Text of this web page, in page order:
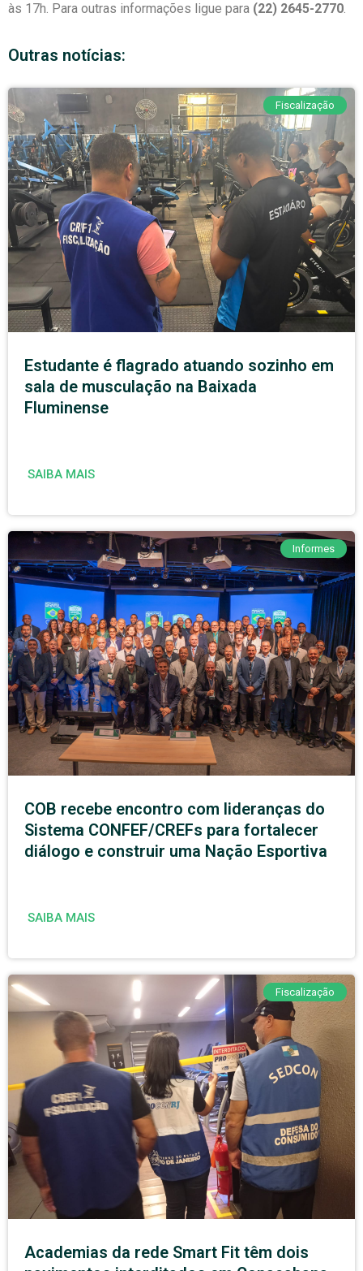
às 17h. Para outras informações ligue para (22) 2645-2770.
Outras notícias:
Fiscalização
Estudante é flagrado atuando sozinho em
sala de musculação na Baixada
Fluminense
SAIBA MAIS
Informes
COB recebe encontro com lideranças do
Sistema CONFEF/CREFs para fortalecer
diálogo e construir uma Nação Esportiva
SAIBA MAIS
Fiscalização
Academias da rede Smart Fit têm dois